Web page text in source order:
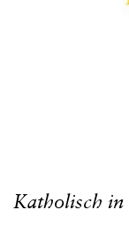
Katholisch in